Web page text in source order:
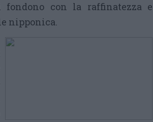
con la raffinatezza e
nipponica.